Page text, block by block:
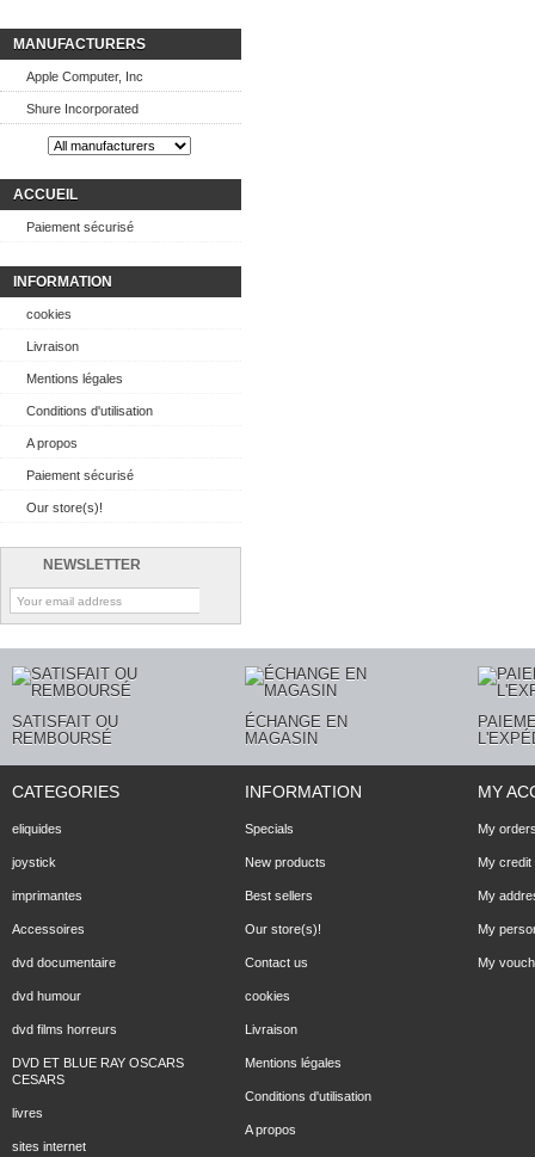
MANUFACTURERS
Apple Computer, Inc
Shure Incorporated
ACCUEIL
Paiement sécurisé
INFORMATION
cookies
Livraison
Mentions légales
Conditions d'utilisation
A propos
Paiement sécurisé
Our store(s)!
NEWSLETTER
SATISFAIT OU
REMBOURSÉ
ÉCHANGE EN
MAGASIN
CATEGORIES
eliquides
joystick
imprimantes
Accessoires
dvd documentaire
dvd humour
dvd films horreurs
DVD ET BLUE RAY OSCARS
CESARS
livres
sites internet
INFORMATION
Specials
New products
Best sellers
Our store(s)!
Contact us
cookies
Livraison
Mentions légales
Conditions d'utilisation
A propos
MY
My
My credit
My
My
My